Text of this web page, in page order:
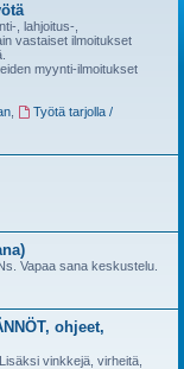
, lahjoitus-,
vastaiset ilmoitukset
myynti-ilmoitukset
,
Työtä tarjolla /
Vapaa sana keskustelu.
ohjeet,
vinkkejä, virheitä,